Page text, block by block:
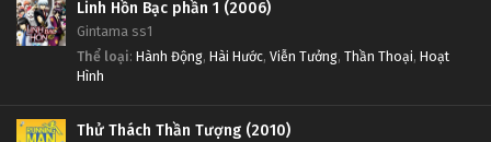
Linh Hồn Bạc phần 1 (2006)
Gintama ss1
Thể loại: Hành Động, Hài Hước, Viễn Tưởng, Thần Thoại, Hoạt
Hình
Thử Thách Thần Tượng (2010)